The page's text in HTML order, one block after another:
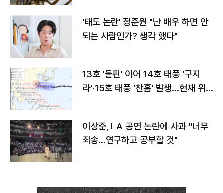
'태도 논란' 정준원 "난 배우 하면 안
되는 사람인가? 생각 했다"
13호 '돌핀' 이어 14호 태풍 '구지
라'·15호 태풍 '찬홈' 발생…현재 위
이상준, LA 공연 논란에 사과 "너무
죄송…연구하고 공부할 것"